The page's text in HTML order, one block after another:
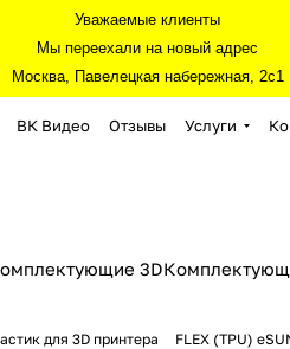
Уважаемые клиенты
Мы переехали на новый адрес
Москва, Павелецкая набережная, 2с1
ВК Видео Отзывы Услуги
3D
для 3D принтера FLEX (TPU)